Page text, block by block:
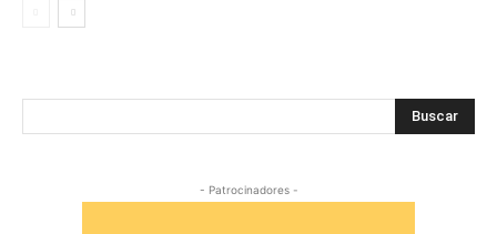
Buscar
- Patrocinadores -